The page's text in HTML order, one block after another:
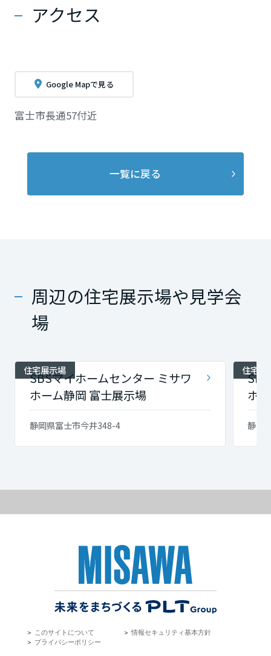
アクセス
Google Mapで見る
富士市長通57付近
一覧に戻る
周辺の住宅展示場や見学会
場
住宅展示場
SBSマイホームセンター ミサワ
ホーム静岡 富士展示場
静岡県富士市今井348-4
住宅展
ホ
静岡
＞ このサイトについて ＞情報セキュリティ基本方針
＞ プライバシーポリシー